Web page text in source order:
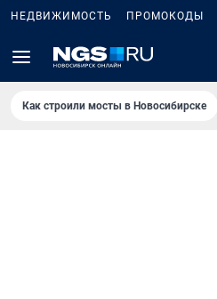
НЕДВИЖИМОСТЬ ПРОМОКОДЫ
Как строили мосты в Новосибирске